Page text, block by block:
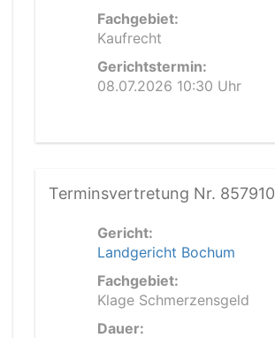
Fachgebiet:
Kaufrecht
Gerichtstermin:
08.07.2026 10:30 Uhr
Terminsvertretung Nr. 857910
Gericht:
Landgericht Bochum
Fachgebiet:
Klage Schmerzensgeld
Dauer: